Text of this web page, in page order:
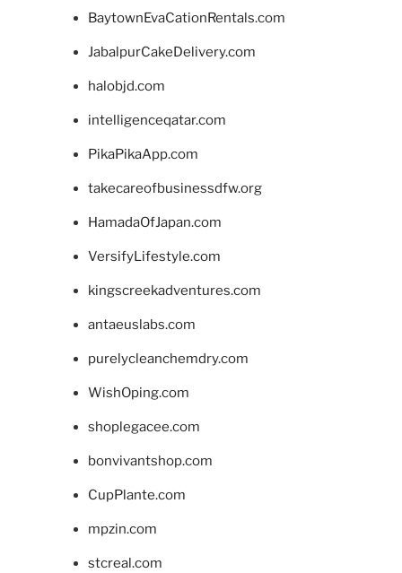
BaytownEvaCationRentals.com
JabalpurCakeDelivery.com
halobjd.com
intelligenceqatar.com
PikaPikaApp.com
takecareofbusinessdfw.org
HamadaOfJapan.com
VersifyLifestyle.com
kingscreekadventures.com
antaeuslabs.com
purelycleanchemdry.com
WishOping.com
shoplegacee.com
bonvivantshop.com
CupPlante.com
mpzin.com
stcreal.com